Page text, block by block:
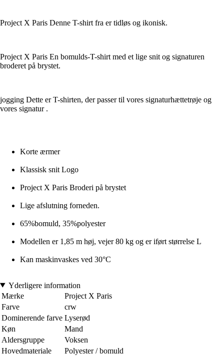
Project X Paris Denne T-shirt fra er tidløs og ikonisk.
Project X Paris En bomulds-T-shirt med et lige snit og signaturen
broderet på brystet.
jogging Dette er T-shirten, der passer til vores signaturhættetrøje og
vores signatur .
Korte ærmer
Klassisk snit Logo
Project X Paris Broderi på brystet
Lige afslutning forneden.
65%bomuld, 35%polyester
Modellen er 1,85 m høj, vejer 80 kg og er iført størrelse L
Kan maskinvaskes ved 30°C
Yderligere information
Mærke
Project X Paris
Farve
crw
Dominerende farve Lyserød
Køn
Mand
Aldersgruppe
Voksen
Hovedmateriale
Polyester / bomuld